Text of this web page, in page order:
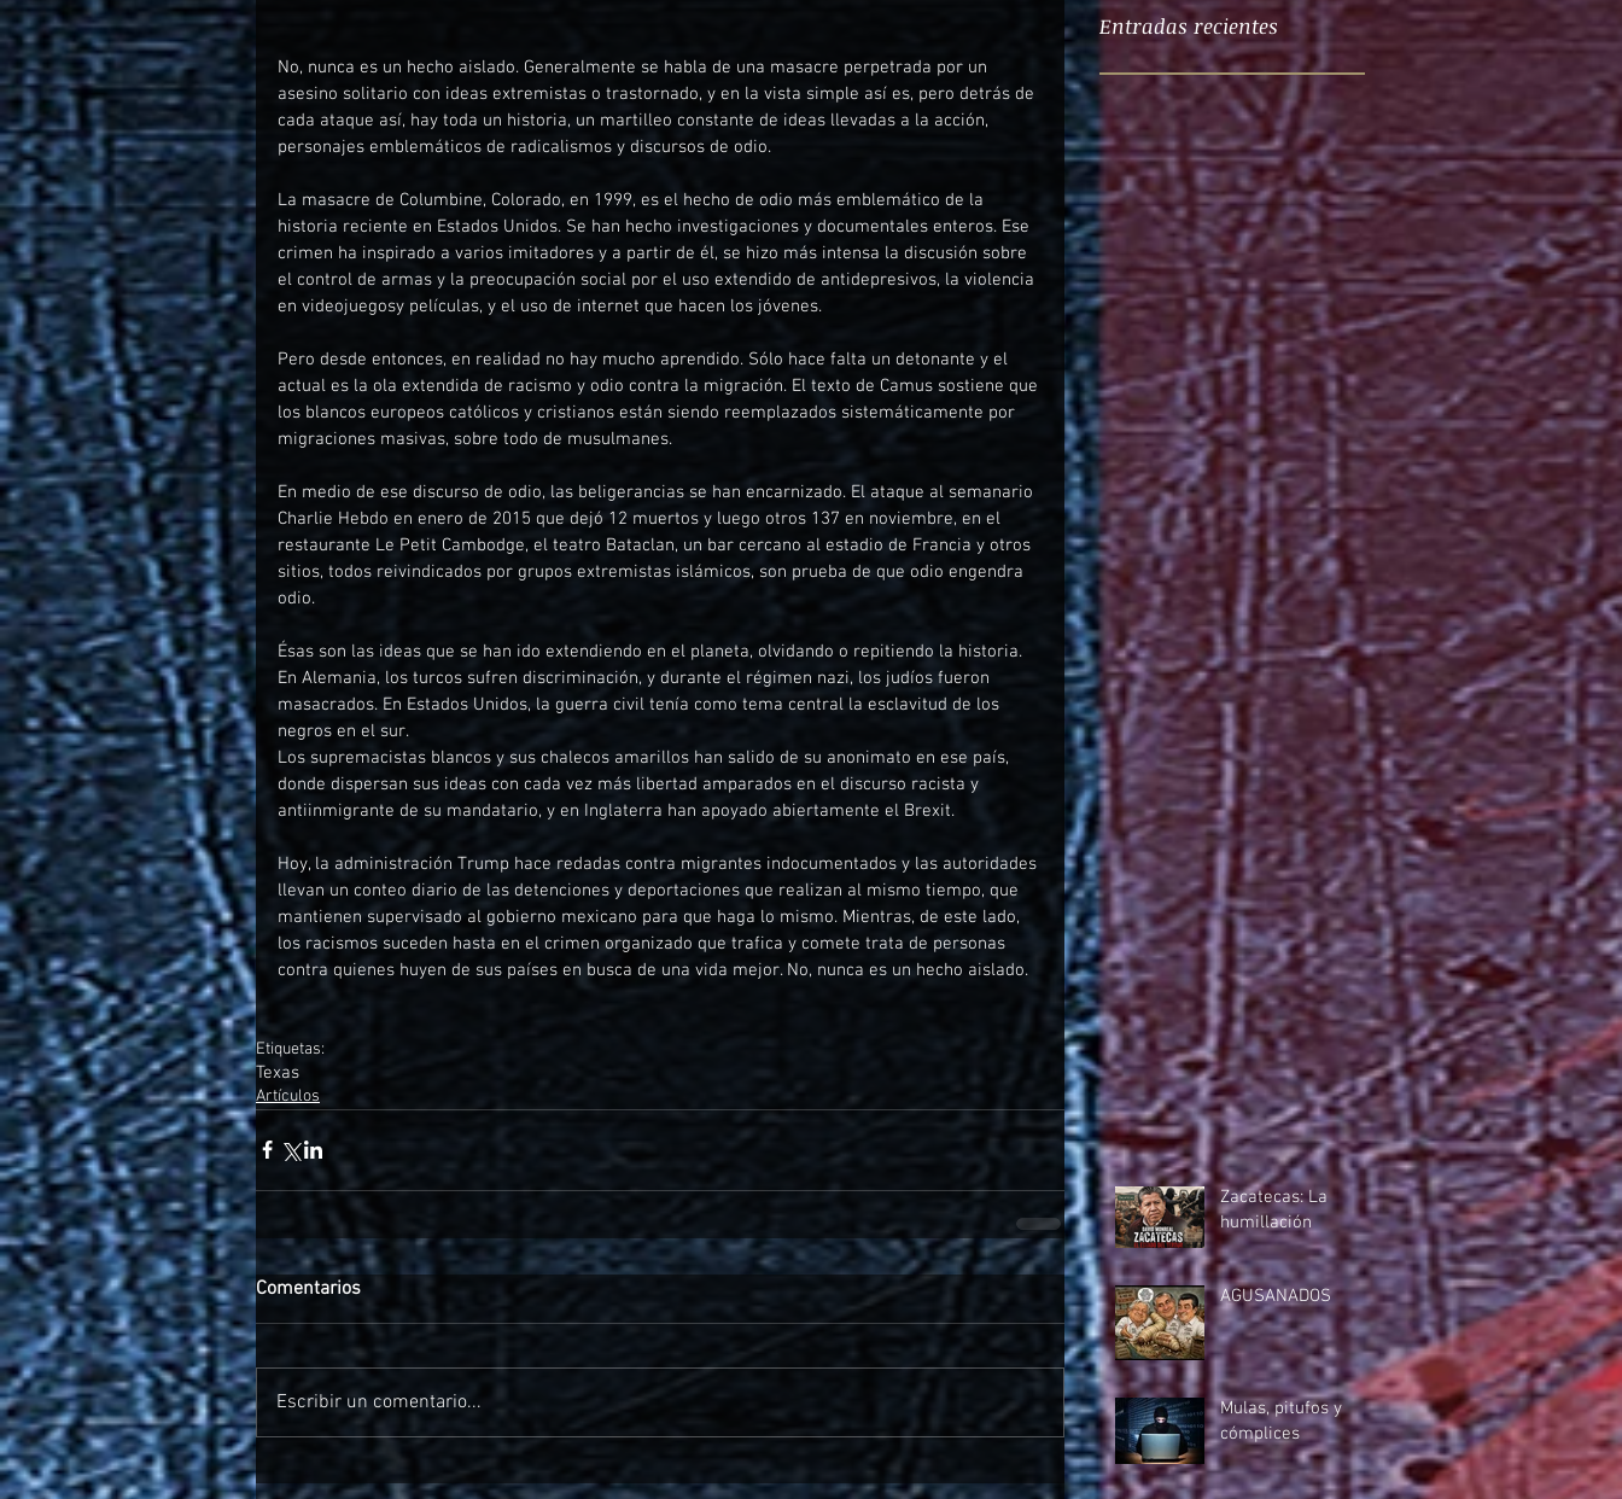
No, nunca es un hecho aislado. Generalmente se habla de una masacre perpetrada por un
asesino solitario con ideas extremistas o trastornado, y en la vista simple así es, pero detrás de
cada ataque así, hay toda un historia, un martilleo constante de ideas llevadas a la acción,
personajes emblemáticos de radicalismos y discursos de odio.
La masacre de Columbine, Colorado, en 1999, es el hecho de odio más emblemático de la
historia reciente en Estados Unidos. Se han hecho investigaciones y documentales enteros. Ese
crimen ha inspirado a varios imitadores y a partir de él, se hizo más intensa la discusión sobre
el control de armas y la preocupación social por el uso extendido de antidepresivos, la violencia
en videojuegosy películas, y el uso de internet que hacen los jóvenes.
Pero desde entonces, en realidad no hay mucho aprendido. Sólo hace falta un detonante y el
actual es la ola extendida de racismo y odio contra la migración. El texto de Camus sostiene que
los blancos europeos católicos y cristianos están siendo reemplazados sistemáticamente por
migraciones masivas, sobre todo de musulmanes.
En medio de ese discurso de odio, las beligerancias se han encarnizado. El ataque al semanario
Charlie Hebdo en enero de 2015 que dejó 12 muertos y luego otros 137 en noviembre, en el
restaurante Le Petit Cambodge, el teatro Bataclan, un bar cercano al estadio de Francia y otros
sitios, todos reivindicados por grupos extremistas islámicos, son prueba de que odio engendra
odio.
Ésas son las ideas que se han ido extendiendo en el planeta, olvidando o repitiendo la historia.
En Alemania, los turcos sufren discriminación, y durante el régimen nazi, los judíos fueron
masacrados. En Estados Unidos, la guerra civil tenía como tema central la esclavitud de los
negros en el sur.
Los supremacistas blancos y sus chalecos amarillos han salido de su anonimato en ese país,
donde dispersan sus ideas con cada vez más libertad amparados en el discurso racista y
antiinmigrante de su mandatario, y en Inglaterra han apoyado abiertamente el Brexit.
Hoy, la administración Trump hace redadas contra migrantes indocumentados y las autoridades
llevan un conteo diario de las detenciones y deportaciones que realizan al mismo tiempo, que
mantienen supervisado al gobierno mexicano para que haga lo mismo. Mientras, de este lado,
los racismos suceden hasta en el crimen organizado que trafica y comete trata de personas
contra quienes huyen de sus países en busca de una vida mejor. No, nunca es un hecho aislado.
Etiquetas:
Texas
Artículos
Comentarios
Escribir un comentario...
Entradas recientes
Zacatecas: La
humillación
AGUSANADOS
Mulas, pitufos y
cómplices